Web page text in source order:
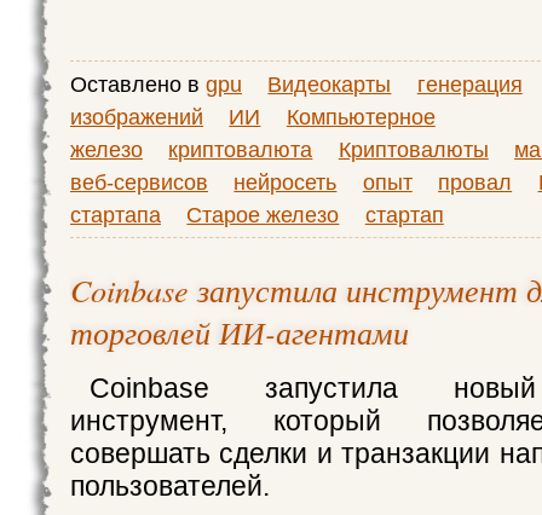
Оставлено в gpu Видеокарты
генерация
изображений
ИИ
Компьютерное
железо
криптовалюта Криптовалюты
веб-сервисов
нейросеть опыт провал
стартапа
Старое железо стартап
Coinbase запустила инструмент
торговлей ИИ-агентами
Coinbase запустила
инструмент, который
совершать сделки и транзакции
пользователей.